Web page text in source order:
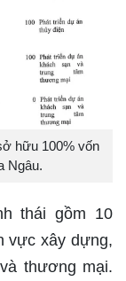
hữu 100% vốn
Ngâu.
thái gồm 10
vực xây dựng,
thương mại.